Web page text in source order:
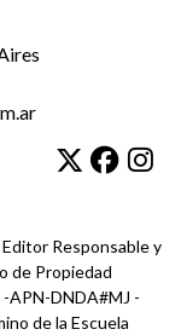
Editor Responsable y
de Propiedad
APN-DNDA#MJ -
de la Escuela